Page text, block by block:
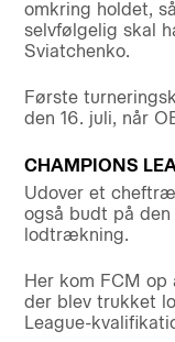
omkring holdet,
selvfølgelig skal
Sviatchenko.
Første
den 16. juli, når
CHAMPIONS
Udover et
også budt på
lodtrækning.
Her kom FCM op
der blev trukket
League-